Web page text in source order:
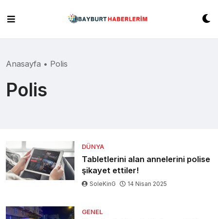
content
Anasayfa • Polis
Polis
DÜNYA
Tabletlerini alan annelerini polise
şikayet ettiler!
SoleKinG 14 Nisan 2025
GENEL